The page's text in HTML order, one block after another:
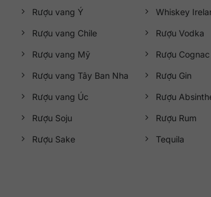
Rượu vang Ý
Rượu vang Chile
Rượu vang Mỹ
Rượu vang Tây Ban Nha
Rượu vang Úc
Rượu Soju
Rượu Sake
Whiskey
Rượu Vodka
Rượu Cognac
Rượu Gin
Rượu
Rượu Rum
Tequila